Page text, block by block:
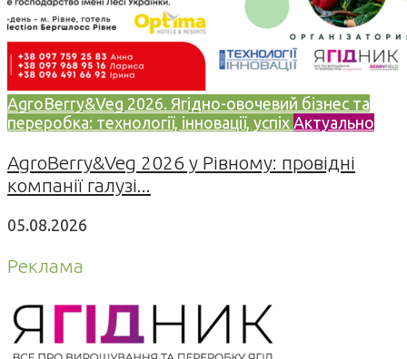
AgroBerry&Veg 2026. Ягідно-овочевий бізнес та
переробка: технології, інновації, успіх Актуально
AgroBerry&Veg 2026 у Рівному: провідні
компанії галузі...
05.08.2026
Реклама